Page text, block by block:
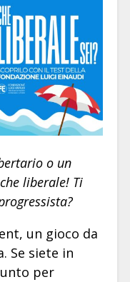
o un
liberale! Ti
un gioco da
Se siete in
per